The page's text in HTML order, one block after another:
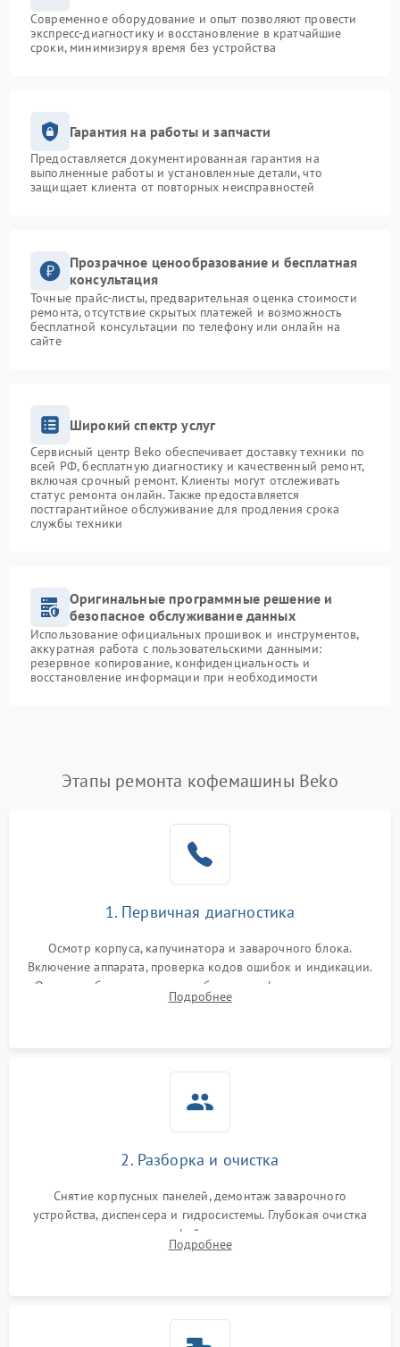
Современное оборудование и опыт позволяют провести
экспресс-диагностику и восстановление в кратчайшие
сроки, минимизируя время без устройства
Гарантия на работы и запчасти
Предоставляется документированная гарантия на
выполненные работы и установленные детали, что
защищает клиента от повторных неисправностей
Прозрачное ценообразование и бесплатная
консультация
Точные прайс-листы, предварительная оценка стоимости
ремонта, отсутствие скрытых платежей и возможность
бесплатной консультации по телефону или онлайн на
сайте
Широкий спектр услуг
Сервисный центр Beko обеспечивает доставку техники по
всей РФ, бесплатную диагностику и качественный ремонт,
включая срочный ремонт. Клиенты могут отслеживать
статус ремонта онлайн. Также предоставляется
постгарантийное обслуживание для продления срока
службы техники
Оригинальные программные решение и
безопасное обслуживание данных
Использование официальных прошивок и инструментов,
аккуратная работа с пользовательскими данными:
резервное копирование, конфиденциальность и
восстановление информации при необходимости
Этапы ремонта кофемашины Beko
1. Первичная диагностика
Осмотр корпуса, капучинатора и заварочного блока.
Включение аппарата, проверка кодов ошибок и индикации.
Оценка работы помпы, термоблока и кофемолки на слух.
Измерение температуры и давления воды для выявления
Подробнее
2. Разборка и очистка
Снятие корпусных панелей, демонтаж заварочного
устройства, диспенсера и гидросистемы. Глубокая очистка
внутренних узлов от кофейных масел, жмыха и накипи.
Промывка дренажных каналов и фильтров с использованием
Подробнее